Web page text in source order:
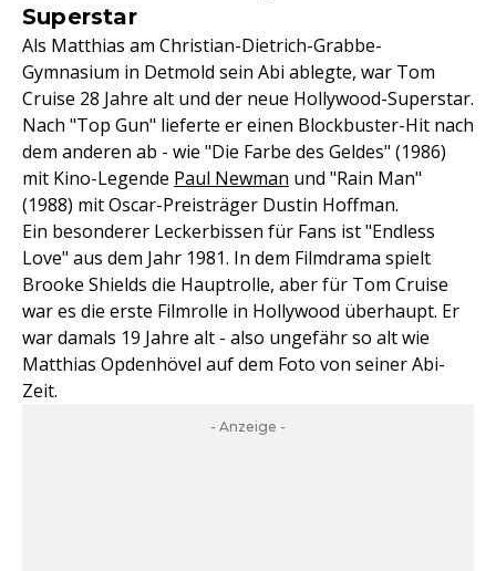
Superstar
Als Matthias am Christian-Dietrich-Grabbe-
Gymnasium in Detmold sein Abi ablegte, war Tom
Cruise 28 Jahre alt und der neue Hollywood-Superstar.
Nach "Top Gun" lieferte er einen Blockbuster-Hit nach
dem anderen ab - wie "Die Farbe des Geldes" (1986)
mit Kino-Legende Paul Newman und "Rain Man"
(1988) mit Oscar-Preisträger Dustin Hoffman.
Ein besonderer Leckerbissen für Fans ist "Endless
Love" aus dem Jahr 1981. In dem Filmdrama spielt
Brooke Shields die Hauptrolle, aber für Tom Cruise
war es die erste Filmrolle in Hollywood überhaupt. Er
war damals 19 Jahre alt - also ungefähr so alt wie
Matthias Opdenhövel auf dem Foto von seiner Abi-
Zeit.
- Anzeige -